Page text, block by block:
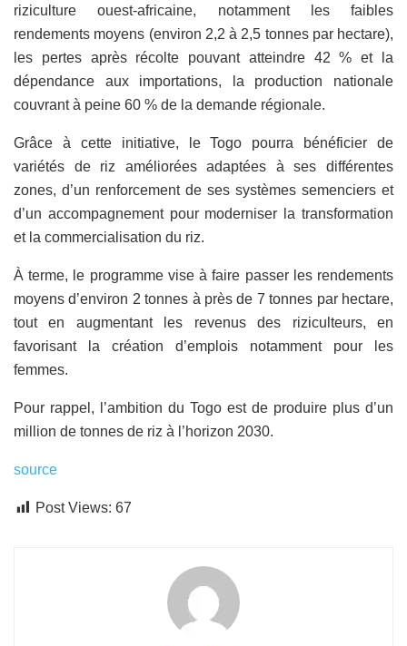
riziculture ouest-africaine, notamment les faibles
rendements moyens (environ 2,2 à 2,5 tonnes par hectare),
les pertes après récolte pouvant atteindre 42 % et la
dépendance aux importations, la production nationale
couvrant à peine 60 % de la demande régionale.
Grâce à cette initiative, le Togo pourra bénéficier de
variétés de riz améliorées adaptées à ses différentes
zones, d’un renforcement de ses systèmes semenciers et
d’un accompagnement pour moderniser la transformation
et la commercialisation du riz.
À terme, le programme vise à faire passer les rendements
moyens d’environ 2 tonnes à près de 7 tonnes par hectare,
tout en augmentant les revenus des riziculteurs, en
favorisant la création d’emplois notamment pour les
femmes.
Pour rappel, l’ambition du Togo est de produire plus d’un
million de tonnes de riz à l’horizon 2030.
source
Post Views: 67